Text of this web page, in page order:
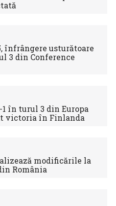
înfrângere usturătoare
3 din Conference
1 în turul 3 din Europa
victoria în Finlanda
modificările la
România